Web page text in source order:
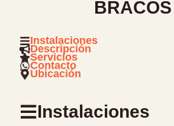
BRACOS
Instalaciones
Descripción
Servicios
Contacto
Ubicación
Instalaciones